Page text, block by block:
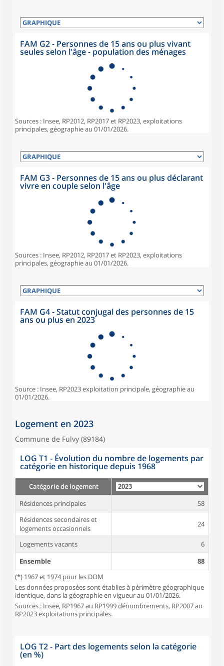
FAM G2 - Personnes de 15 ans ou plus vivant
seules selon l'âge - population des ménages
Sources : Insee, RP2012, RP2017 et RP2023, exploitations
principales, géographie au 01/01/2026.
FAM G3 - Personnes de 15 ans ou plus déclarant
vivre en couple selon l'âge
Sources : Insee, RP2012, RP2017 et RP2023, exploitations
principales, géographie au 01/01/2026.
FAM G4 - Statut conjugal des personnes de 15
ans ou plus en 2023
Source : Insee, RP2023 exploitation principale, géographie au
01/01/2026.
Logement en 2023
Commune de Fulvy (89184)
LOG T1 - Évolution du nombre de logements par
catégorie en historique depuis 1968
Catégorie de logement
Résidences principales
58
Résidences secondaires et
logements occasionnels
24
Logements vacants
6
Ensemble
88
(*) 1967 et 1974 pour les DOM
Les données proposées sont établies à périmètre géographique
identique, dans la géographie en vigueur au 01/01/2026.
Sources : Insee, RP1967 au RP1999 dénombrements, RP2007 au
RP2023 exploitations principales.
LOG T2 - Part des logements selon la catégorie
(en %)